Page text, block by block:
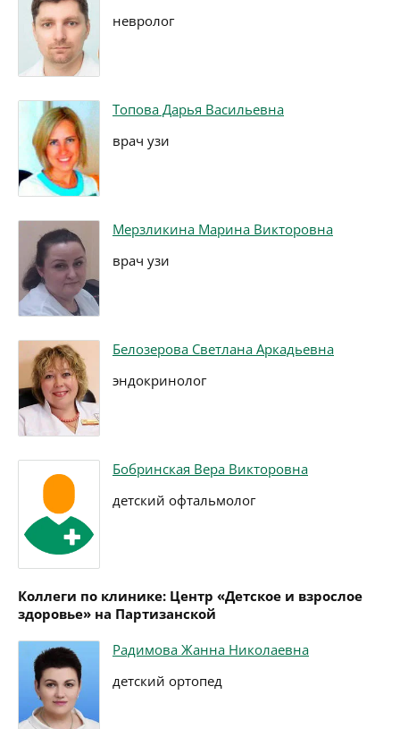
невролог
Топова Дарья Васильевна
врач узи
Мерзликина Марина Викторовна
врач узи
Белозерова Светлана Аркадьевна
эндокринолог
Бобринская Вера Викторовна
детский офтальмолог
Коллеги по клинике: Центр «Детское и взрослое
здоровье» на Партизанской
Радимова Жанна Николаевна
детский ортопед